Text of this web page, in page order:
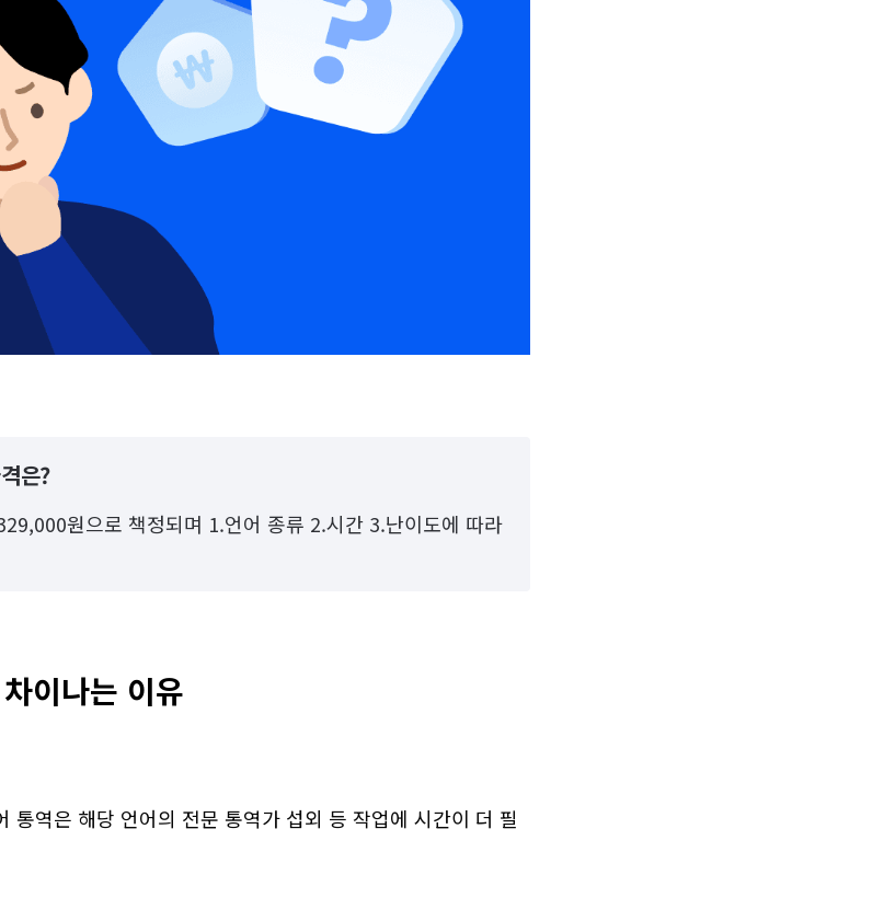
은?
원으로 책정되며 1.언어 종류 2.시간 3.난이도에 따라
이나는 이유
통역은 해당 언어의 전문 통역가 섭외 등 작업에 시간이 더 필